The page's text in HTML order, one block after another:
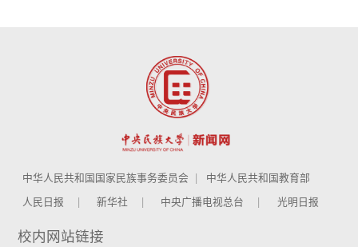
中华人民共和国国家民族事务委员会
中华人民共和国教育部
人民日报
新华社 中央广播电视总台 光明日报
校内网站链接